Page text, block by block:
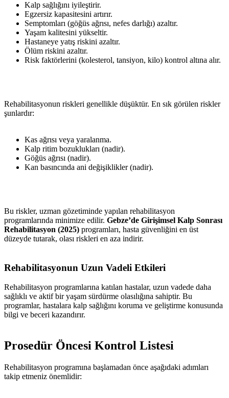
Kalp sağlığını iyileştirir.
Egzersiz kapasitesini artırır.
Semptomları (göğüs ağrısı, nefes darlığı) azaltır.
Yaşam kalitesini yükseltir.
Hastaneye yatış riskini azaltır.
Ölüm riskini azaltır.
Risk faktörlerini (kolesterol, tansiyon, kilo) kontrol altına alır.
Rehabilitasyonun riskleri genellikle düşüktür. En sık görülen riskler
şunlardır:
Kas ağrısı veya yaralanma.
Kalp ritim bozuklukları (nadir).
Göğüs ağrısı (nadir).
Kan basıncında ani değişiklikler (nadir).
Bu riskler, uzman gözetiminde yapılan rehabilitasyon
programlarında minimize edilir. Gebze’de Girişimsel Kalp Sonrası
Rehabilitasyon (2025) programları, hasta güvenliğini en üst
düzeyde tutarak, olası riskleri en aza indirir.
Rehabilitasyonun Uzun Vadeli Etkileri
Rehabilitasyon programlarına katılan hastalar, uzun vadede daha
sağlıklı ve aktif bir yaşam sürdürme olasılığına sahiptir. Bu
programlar, hastalara kalp sağlığını koruma ve geliştirme konusunda
bilgi ve beceri kazandırır.
Prosedür Öncesi Kontrol Listesi
Rehabilitasyon programına başlamadan önce aşağıdaki adımları
takip etmeniz önemlidir: